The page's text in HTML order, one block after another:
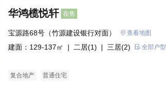
华鸿榄悦轩 在售
宝源路68号（竹源建设银行对面） 查看地图
建面：129-137㎡ | 二居(1) | 三居(2) 全部户型
复合地产 普通住宅